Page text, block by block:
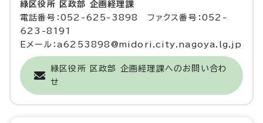
緑区役所 区政部 企画経理課
電話番号：052-625-3898 ファクス番号：052-
623-8191
Eメール：a6253898@midori.city.nagoya.lg.jp
緑区役所 区政部 企画経理課へのお問い合わ
せ